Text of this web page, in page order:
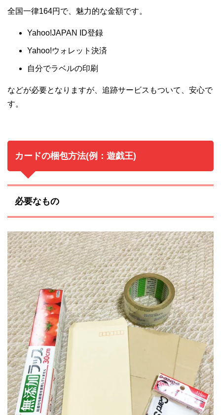
全国一律164円で、魅力的な金額です。
Yahoo!JAPAN ID登録
Yahoo!ウォレット決済
自分でラベルの印刷
などが必要となりますが、追跡サービスもついて、安心で
す。
カードの梱包方法(例：遊戯王)
必要なもの